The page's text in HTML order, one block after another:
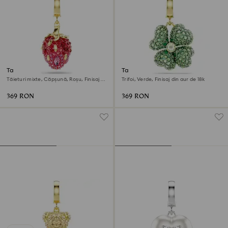
Talisman Idyllia
Tăieturi mixte, Căpșună, Roșu, Finisaj
369 RON
Talisman Idyllia
Trifoi, Verde, Finisaj din aur de 18k
369 RON